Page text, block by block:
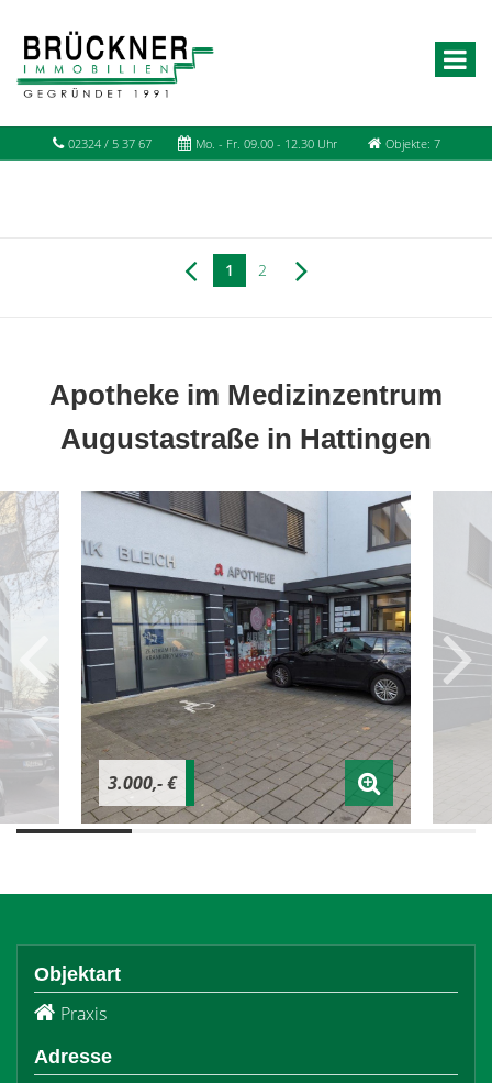
02324 / 5 37 67 Mo. - Fr. 09.00 - 12.30 Uhr Objekte: 7
1 2
Apotheke im Medizinzentrum
Augustastraße in Hattingen
3.000,- €
Objektart
Praxis
Adresse